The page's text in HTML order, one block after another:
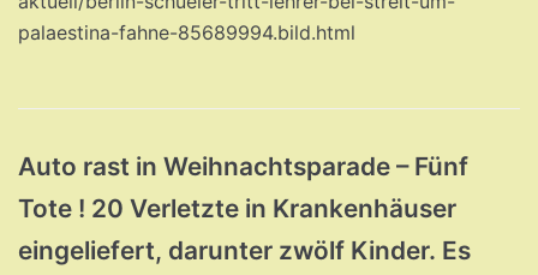
palaestina-fahne-85689994.bild.html
Auto rast in Weihnachtsparade – Fünf
Tote ! 20 Verletzte in Krankenhäuser
eingeliefert, darunter zwölf Kinder. Es